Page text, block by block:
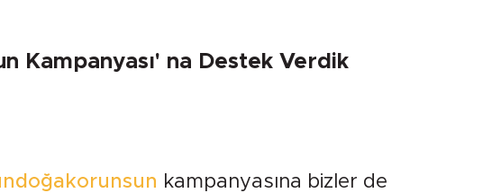
Kampanyası' na Destek Verdik
kampanyasına bizler de